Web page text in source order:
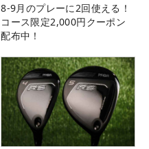
8-9月のプレーに2回使える！
コース限定2,000円クーポン
配布中！